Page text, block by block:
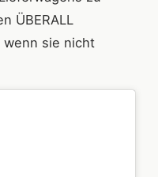
ÜBERALL
wenn sie nicht